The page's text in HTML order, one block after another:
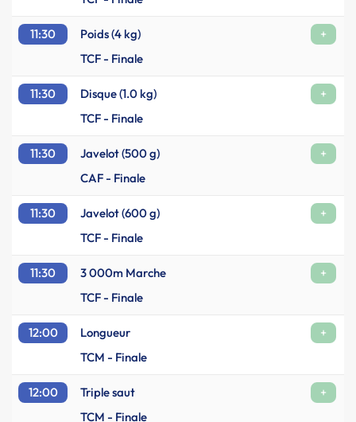
11:30 Poids (4 kg)
+
TCF - Finale
11:30 Disque (1.0 kg)
+
TCF - Finale
11:30 Javelot (500 g)
+
CAF - Finale
11:30 Javelot (600 g)
+
TCF - Finale
11:30 3 000m Marche
+
TCF - Finale
12:00 Longueur
+
TCM - Finale
12:00 Triple saut
+
TCM - Finale